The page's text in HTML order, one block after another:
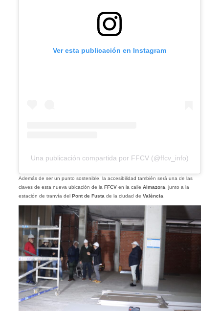
Ver esta publicación en Instagram
Una publicación compartida por FFCV (@ffcv_info)
Además de ser un punto sostenible, la accesibilidad también será una de las
claves de esta nueva ubicación de la FFCVen la calle Almazora , junto a la
estación de tranvía del Pont de Fusta de la ciudad de València